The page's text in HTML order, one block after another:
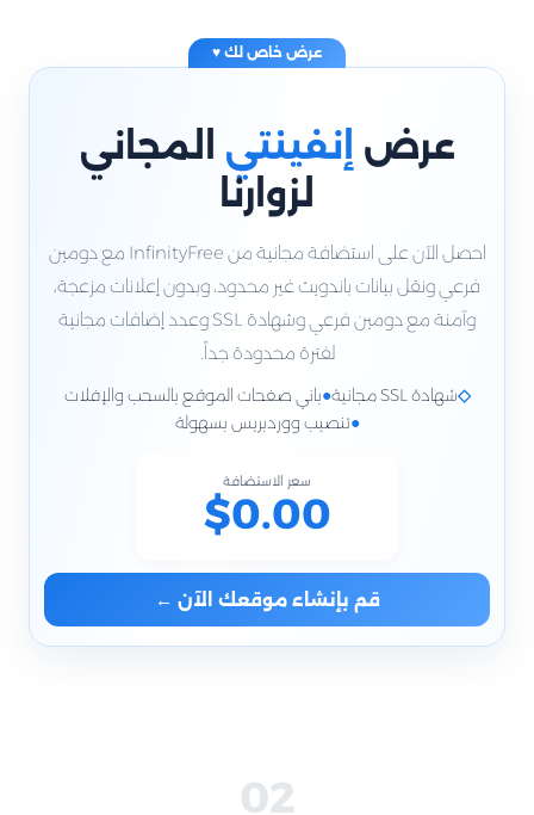
عرض خاص لك ♥
عرض إنفينتي المجاني
لزوارنا
احصل الآن على استضافة مجانية من InfinityFree مع دومين
فرعي ونقل بيانات باندويث غير محدود، وبدون إعلانات مزعجة،
وآمنة مع دومين فرعي وشهادة SSL وعدد إضافات مجانية
لفترة محدودة جداً.
◇شهادة SSL مجانية ●باني صفحات الموقع بالسحب والإفلات
●تنصيب ووردبريس بسهولة
سعر الاستضافة
$0.00
قم بإنشاء موقعك الآن ←